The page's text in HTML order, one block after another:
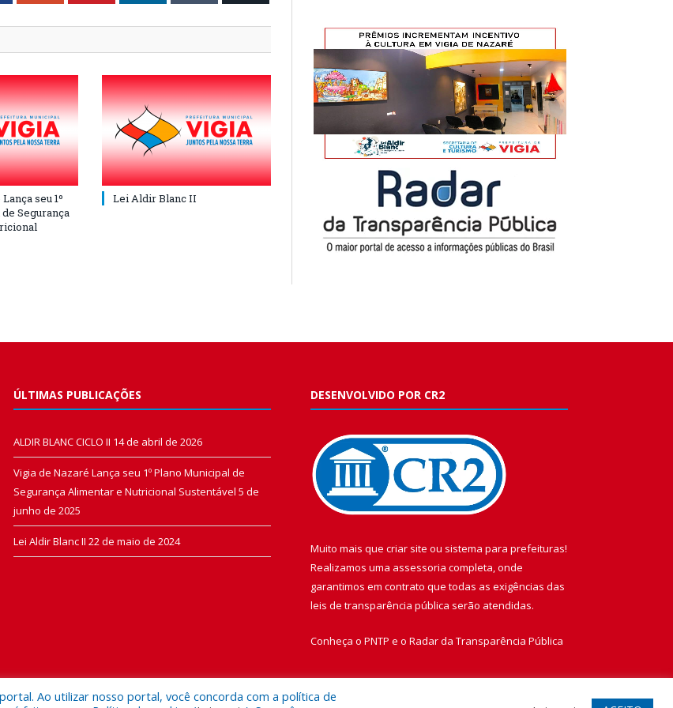
seu 1º
Segurança
Lei Aldir Blanc II
ÚLTIMAS PUBLICAÇÕES
ALDIR BLANC CICLO II 14 de abril de 2026
Vigia de Nazaré Lança seu 1º Plano Municipal de
Segurança Alimentar e Nutricional Sustentável 5 de
junho de 2025
Lei Aldir Blanc II 22 de maio de 2024
DESENVOLVIDO POR CR2
Muito mais que criar site ou sistema para prefeituras!
Realizamos uma assessoria completa, onde
garantimos em contrato que todas as exigências das
leis de transparência pública serão atendidas.
Conheça o PNTP e o Radar da Transparência Pública
Ao utilizar nosso portal, você concorda com a política de